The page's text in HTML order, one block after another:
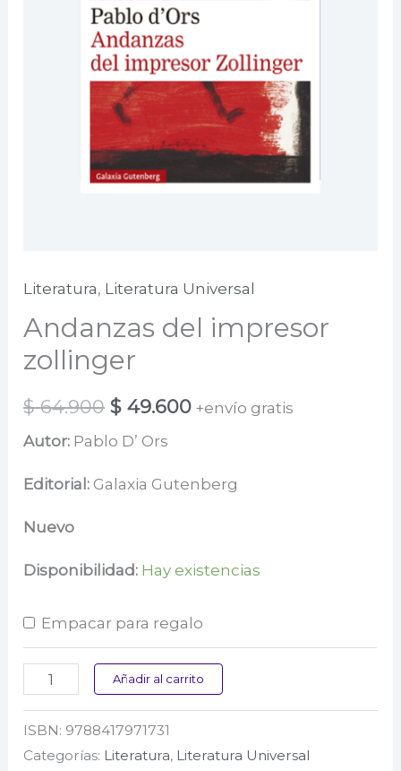
Literatura, Literatura Universal
Andanzas del impresor
zollinger
$64.900 El
precio
original
$ 49.600El
actual
+envío gratis
Autor: Pablo D’ Ors
Editorial: Galaxia Gutenberg
Nuevo
Disponibilidad: Hay existencias
Empacar para regalo
Andanzas
impresor
zollinger
Añadir al carrito
ISBN: 9788417971731
Categorías: Literatura, Literatura Universal